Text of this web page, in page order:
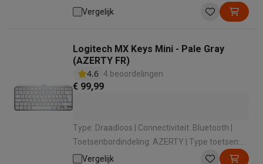
Membraantoetsenbord | Numeriek: Met
Vergelijk
Logitech MX Keys Mini - Pale Gray
(AZERTY FR)
4.6 4 beoordelingen
€ 99,99
Type: Draadloos | Connectiviteit: Bluetooth |
Toetsenbordindeling: AZERTY | Type toetsen:
Chiclet-toetsenbord | Numeriek: Zonder
Vergelijk